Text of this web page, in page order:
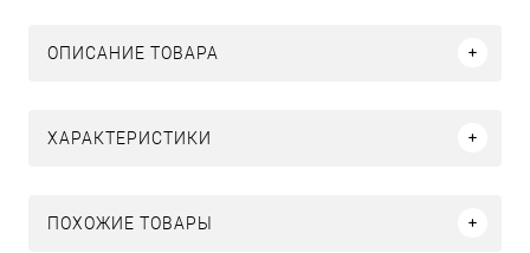
ОПИСАНИЕ ТОВАРА
ХАРАКТЕРИСТИКИ
ПОХОЖИЕ ТОВАРЫ